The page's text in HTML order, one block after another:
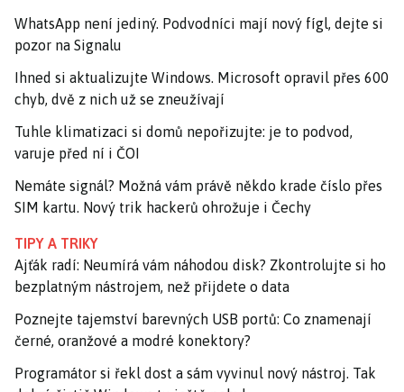
WhatsApp není jediný. Podvodníci mají nový fígl, dejte si
pozor na Signalu
Ihned si aktualizujte Windows. Microsoft opravil přes 600
chyb, dvě z nich už se zneužívají
Tuhle klimatizaci si domů nepořizujte: je to podvod,
varuje před ní i ČOI
Nemáte signál? Možná vám právě někdo krade číslo přes
SIM kartu. Nový trik hackerů ohrožuje i Čechy
TIPY A TRIKY
Ajťák radí: Neumírá vám náhodou disk? Zkontrolujte si ho
bezplatným nástrojem, než přijdete o data
Poznejte tajemství barevných USB portů: Co znamenají
černé, oranžové a modré konektory?
Programátor si řekl dost a sám vyvinul nový nástroj. Tak